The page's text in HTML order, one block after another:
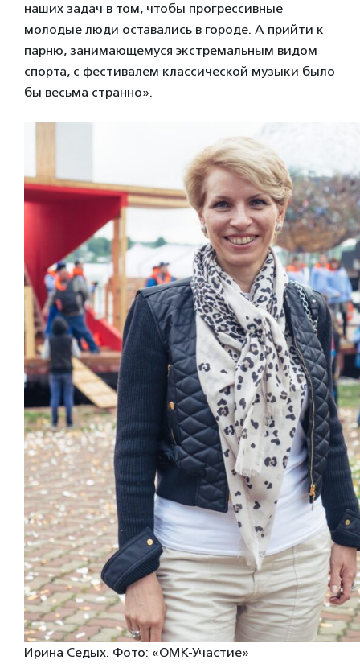
наших задач в том, чтобы прогрессивные
молодые люди оставались в городе. А прийти к
парню, занимающемуся экстремальным видом
спорта, с фестивалем классической музыки было
бы весьма странно».
Ирина Седых. Фото: «ОМК-Участие»